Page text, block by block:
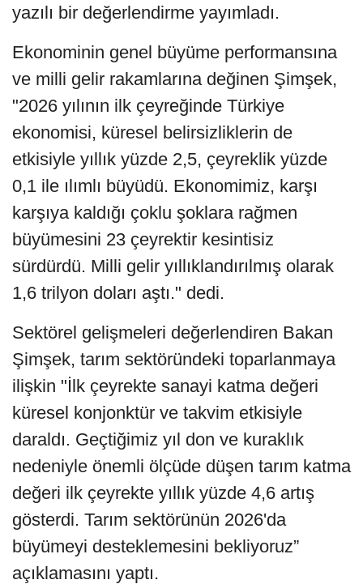
yazılı bir değerlendirme yayımladı.
Ekonominin genel büyüme performansına
ve milli gelir rakamlarına değinen Şimşek,
"2026 yılının ilk çeyreğinde Türkiye
ekonomisi, küresel belirsizliklerin de
etkisiyle yıllık yüzde 2,5, çeyreklik yüzde
0,1 ile ılımlı büyüdü. Ekonomimiz, karşı
karşıya kaldığı çoklu şoklara rağmen
büyümesini 23 çeyrektir kesintisiz
sürdürdü. Milli gelir yıllıklandırılmış olarak
1,6 trilyon doları aştı." dedi.
Sektörel gelişmeleri değerlendiren Bakan
Şimşek, tarım sektöründeki toparlanmaya
ilişkin "İlk çeyrekte sanayi katma değeri
küresel konjonktür ve takvim etkisiyle
daraldı. Geçtiğimiz yıl don ve kuraklık
nedeniyle önemli ölçüde düşen tarım katma
değeri ilk çeyrekte yıllık yüzde 4,6 artış
gösterdi. Tarım sektörünün 2026'da
büyümeyi desteklemesini bekliyoruz”
açıklamasını yaptı.